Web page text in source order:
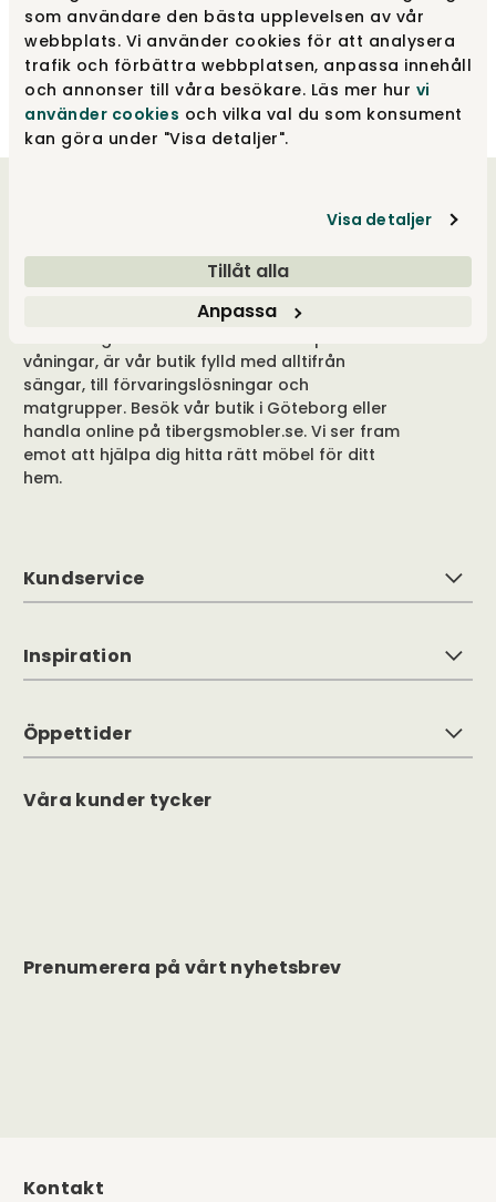
som användare den bästa upplevelsen av vår
webbplats. Vi använder cookies för att analysera
trafik och förbättra webbplatsen, anpassa innehåll
och annonser till våra besökare. Läs mer hur vi
använder cookies och vilka val du som konsument
kan göra under "Visa detaljer".
Visa detaljer
Tillåt alla
Anpassa
Tibergs Möbler har funnits på Bangatan 19 i
Majorna, Göteborg sedan 1923 och är idag
stolta över att sälja och leverera möbler till
hela Sverige. Med 3.000 m² fördelat på fem
våningar, är vår butik fylld med alltifrån
sängar, till förvaringslösningar och
matgrupper. Besök vår butik i Göteborg eller
handla online på tibergsmobler.se. Vi ser fram
emot att hjälpa dig hitta rätt möbel för ditt
hem.
Kundservice
Inspiration
Öppettider
Våra kunder tycker
Prenumerera på vårt nyhetsbrev
Kontakt